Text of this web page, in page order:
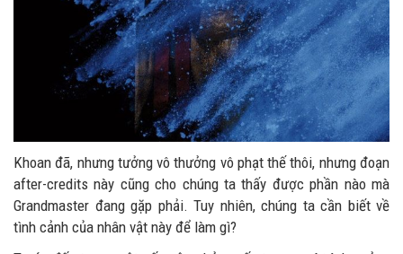
Khoan đã, nhưng tưởng vô thưởng vô phạt thế thôi, nhưng đoạn
after-credits này cũng cho chúng ta thấy được phần nào mà
Grandmaster đang gặp phải. Tuy nhiên, chúng ta cần biết về
tình cảnh của nhân vật này để làm gì?